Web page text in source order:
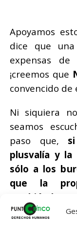
Apoyamos
dice que
expensas de
¡creemos que
convencido de
Ni siquiera
seamos
paso que,
plusvalía y
sólo a los
que la
también la
que no